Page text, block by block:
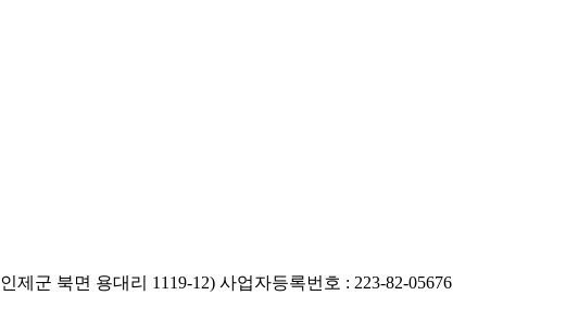
군 북면 용대리 1119-12) 사업자등록번호 : 223-82-05676